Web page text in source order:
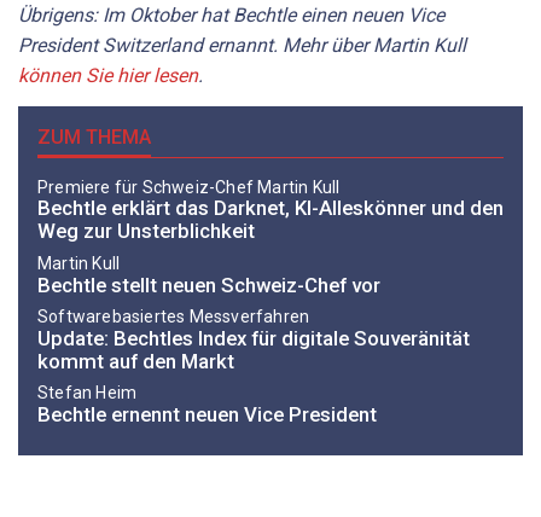
Übrigens: Im Oktober hat Bechtle einen neuen Vice
President Switzerland ernannt. Mehr über Martin Kull
können Sie hier lesen.
ZUM THEMA
Premiere für Schweiz-Chef Martin Kull
Bechtle erklärt das Darknet, KI-Alleskönner und den
Weg zur Unsterblichkeit
Martin Kull
Bechtle stellt neuen Schweiz-Chef vor
Softwarebasiertes Messverfahren
Update: Bechtles Index für digitale Souveränität
kommt auf den Markt
Stefan Heim
Bechtle ernennt neuen Vice President